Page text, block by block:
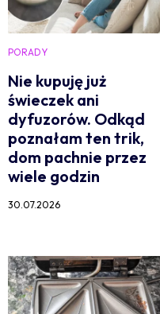
PORADY
Nie kupuję już
świeczek ani
dyfuzorów. Odkąd
poznałam ten trik,
dom pachnie przez
wiele godzin
30.07.2026